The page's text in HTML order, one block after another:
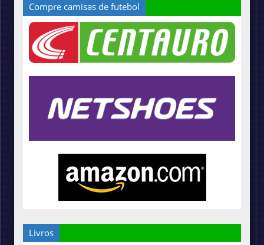
Compre camisas de futebol
Livros